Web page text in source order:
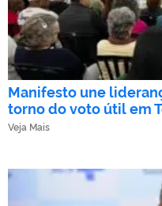
Manifesto une
torno do voto útil em
Veja Mais